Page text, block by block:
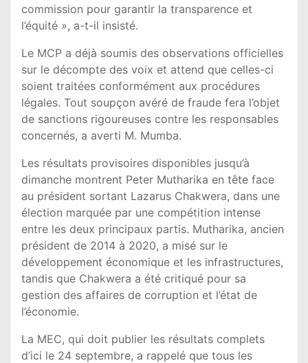
commission pour garantir la transparence et
l’équité », a-t-il insisté.
Le MCP a déjà soumis des observations officielles
sur le décompte des voix et attend que celles-ci
soient traitées conformément aux procédures
légales. Tout soupçon avéré de fraude fera l’objet
de sanctions rigoureuses contre les responsables
concernés, a averti M. Mumba.
Les résultats provisoires disponibles jusqu’à
dimanche montrent Peter Mutharika en tête face
au président sortant Lazarus Chakwera, dans une
élection marquée par une compétition intense
entre les deux principaux partis. Mutharika, ancien
président de 2014 à 2020, a misé sur le
développement économique et les infrastructures,
tandis que Chakwera a été critiqué pour sa
gestion des affaires de corruption et l’état de
l’économie.
La MEC, qui doit publier les résultats complets
d’ici le 24 septembre, a rappelé que tous les